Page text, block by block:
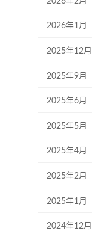
2026年1月
2025年12月
2025年9月
2025年6月
2025年5月
2025年4月
2025年2月
2025年1月
2024年12月